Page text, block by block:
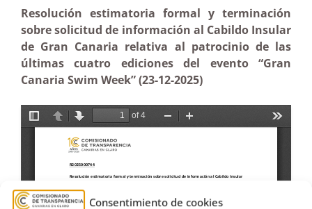
Consentimiento de cookies
Resolución estimatoria formal y terminación
sobre solicitud de información al Cabildo Insular
de Gran Canaria relativa al patrocinio de las
últimas cuatro ediciones del evento “Gran
Canaria Swim Week” (23-12-2025)